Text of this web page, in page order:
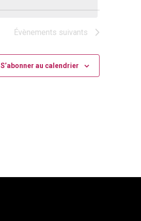
Évènements suivants
S’abonner au calendrier